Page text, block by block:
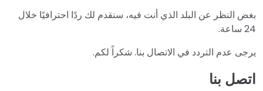
بغض النظر عن البلد الذي أنت فيه، سنقدم لك ردًا احترافيًا خلال
24 ساعة.
يرجى عدم التردد في الاتصال بنا. شكراً لكم.
اتصل بنا